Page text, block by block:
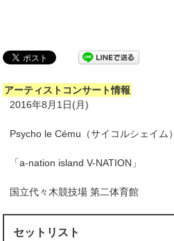
アーティストコンサート情報
2016年8月1日(月)
Psycho le Cému（サイコルシェイム）
「a-nation island V-NATION」
国立代々木競技場 第二体育館
セットリスト